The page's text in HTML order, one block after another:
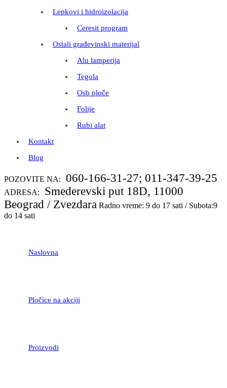
Lepkovi i hidroizolacija
Ceresit program
Ostali građevinski materijal
Alu lamperija
Tegola
Osb ploče
Folije
Rubi alat
Kontakt
Blog
POZOVITE NA: 060-166-31-27; 011-347-39-25
ADRESA:
Smederevski put 18D, 11000
Beograd / Zvezdara Radno vreme: 9 do 17 sati / Subota:9
do 14 sati
Naslovna
Pločice na akciji
Proizvodi